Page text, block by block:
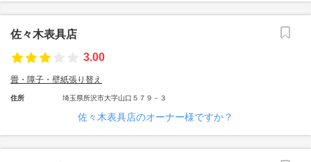
佐々木表具店
3.00
畳・障子・壁紙張り替え
住所 埼玉県所沢市大字山口５７９－３
佐々木表具店のオーナー様ですか？